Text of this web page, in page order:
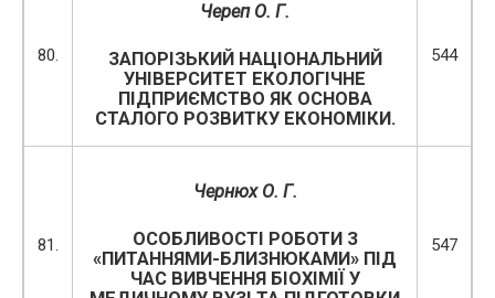
80.
Череп О. Г.
ЗАПОРІЗЬКИЙ НАЦІОНАЛЬНИЙ
УНІВЕРСИТЕТ ЕКОЛОГІЧНЕ
ПІДПРИЄМСТВО ЯК ОСНОВА
СТАЛОГО РОЗВИТКУ ЕКОНОМІКИ.
544
81.
Чернюх О. Г.
ОСОБЛИВОСТІ РОБОТИ З
«ПИТАННЯМИ-БЛИЗНЮКАМИ» ПІД
ЧАС ВИВЧЕННЯ БІОХІМІЇ У
547